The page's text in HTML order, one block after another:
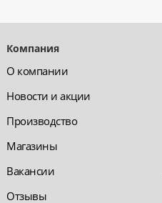
Компания
О компании
Новости и акции
Производство
Магазины
Вакансии
Отзывы